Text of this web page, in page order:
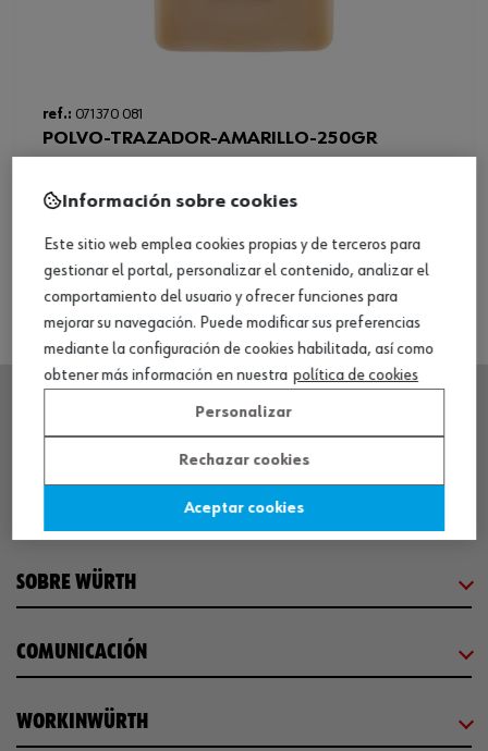
ref.: 071370 081
POLVO-TRAZADOR-AMARILLO-250GR
Loading...
Ver producto
SEDE CENTRAL
CENTRO LOGÍSTICO / MUSEO
SOBRE WÜRTH
COMUNICACIÓN
WORKINWÜRTH
Información sobre cookies
Este sitio web emplea cookies propias y de terceros para
gestionar el portal, personalizar el contenido, analizar el
comportamiento del usuario y ofrecer funciones para
mejorar su navegación. Puede modificar sus preferencias
mediante la configuración de cookies habilitada, así como
obtener más información en nuestra política de cookies
Personalizar
Rechazar cookies
Aceptar cookies